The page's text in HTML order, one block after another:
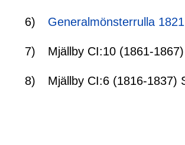
6) Generalmönsterrulla 1821
7) Mjällby CI:10 (1861-
8) Mjällby CI:6 (1816-1837)